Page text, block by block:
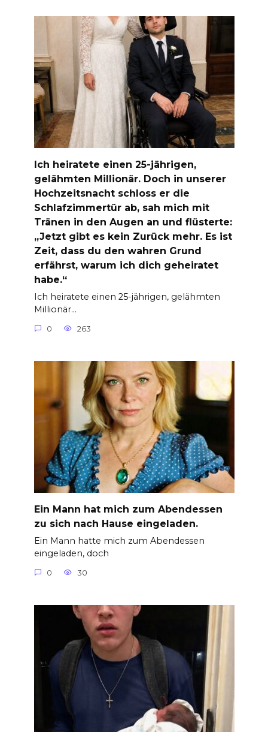
Ich heiratete einen 25-jährigen,
gelähmten Millionär. Doch in unserer
Hochzeitsnacht schloss er die
Schlafzimmertür ab, sah mich mit
Tränen in den Augen an und flüsterte:
„Jetzt gibt es kein Zurück mehr. Es ist
Zeit, dass du den wahren Grund
erfährst, warum ich dich geheiratet
habe.“
Ich heiratete einen 25-jährigen, gelähmten
Millionär…
0 263
Ein Mann hat mich zum Abendessen
zu sich nach Hause eingeladen.
Ein Mann hatte mich zum Abendessen
eingeladen, doch
0 30